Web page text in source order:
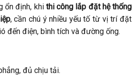
ổn định, khi thi công lắp đặt hệ thống
, cần chú ý nhiều yếu tố từ vị trí đặt
đến điện, bình tích và đường ống.
đủ chịu tải.